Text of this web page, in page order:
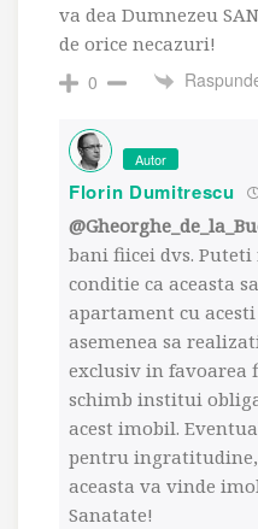
va dea Dumnezeu
de orice necazuri!
0
Autor
Florin Dumitrescu
bani fiicei dvs.
conditie ca aceasta
apartament cu
asemenea sa
exclusiv in favoarea
schimb institui
acest imobil.
pentru
aceasta va vinde
Sanatate!